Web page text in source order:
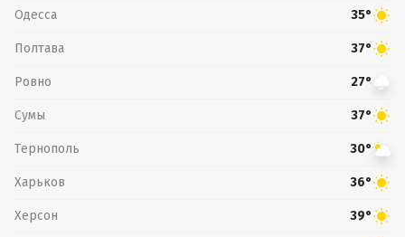
Одесса 35°
Полтава 37°
Ровно 27°
Сумы 37°
Тернополь 30°
Харьков 36°
Херсон 39°